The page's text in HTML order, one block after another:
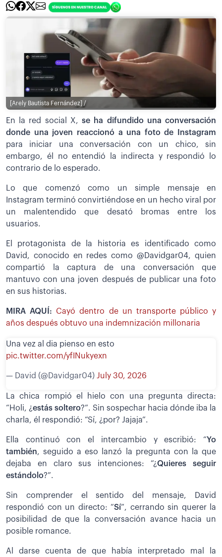
[Arely Bautista Fernández] /
En la red social X,se ha difundido una conversación
donde una joven reaccionó a una foto de Instagram
para iniciar una conversación con un chico, sin
embargo, él no entendió la indirecta y respondió lo
contrario de lo esperado.
Lo que comenzó como un simple mensaje en
Instagram terminó convirtiéndose en un hecho viral por
un malentendido que desató bromas entre los
usuarios.
El protagonista de la historia es identificado como
David, conocido en redes como @Davidgar04, quien
compartió la captura de una conversación que
mantuvo con una joven después de publicar una foto
en sus historias.
MIRA AQUÍ: Cayó dentro de un transporte público y
años después obtuvo una indemnización millonaria
Una vez al dia pienso en esto
pic.twitter.com/yfINukyexn
— David (@Davidgar04) July 30, 2026
La chica rompió el hielo con una pregunta directa:
“Holi, ¿estás soltero?”. Sin sospechar hacia dónde iba la
charla, él respondió: “Sí, ¿por? Jajaja”.
Ella continuó con el intercambio y escribió: “Yo
también, seguido a eso lanzó la pregunta con la que
dejaba en claro sus intenciones: “¿Quieres seguir
estándolo?”.
Sin comprender el sentido del mensaje, David
respondió con un directo: “Sí”, cerrando sin querer la
posibilidad de que la conversación avance hacia un
posible romance.
Al darse cuenta de que había interpretado mal la